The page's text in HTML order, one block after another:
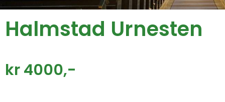
Halmstad Urnesten
kr 4000,-